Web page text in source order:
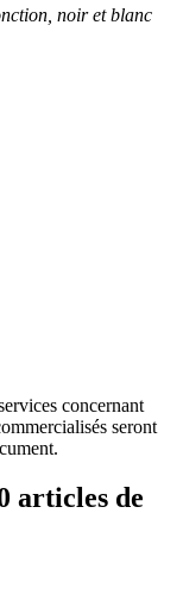
noir et blanc
concernant
seront
articles de